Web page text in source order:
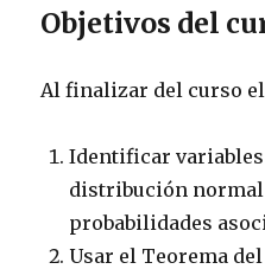
Objetivos del
Al finalizar del curso
Identificar
distribución
probabilidades
Usar el Teorema